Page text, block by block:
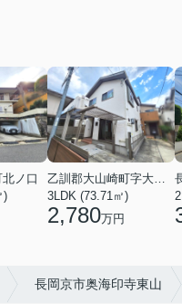
ノ口
)
乙訓郡大山崎町字大山崎小字西高田
3LDK (73.71㎡)
2,780万円
長岡京市奥海印寺東山